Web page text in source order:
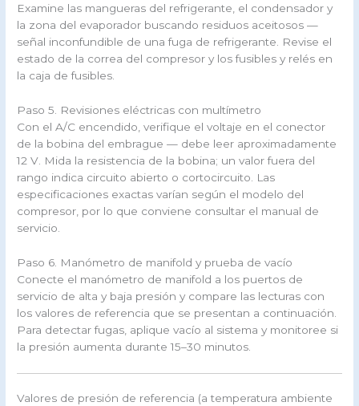
Examine las mangueras del refrigerante, el condensador y
la zona del evaporador buscando residuos aceitosos —
señal inconfundible de una fuga de refrigerante. Revise el
estado de la correa del compresor y los fusibles y relés en
la caja de fusibles.
Paso 5. Revisiones eléctricas con multímetro
Con el A/C encendido, verifique el voltaje en el conector
de la bobina del embrague — debe leer aproximadamente
12 V. Mida la resistencia de la bobina; un valor fuera del
rango indica circuito abierto o cortocircuito. Las
especificaciones exactas varían según el modelo del
compresor, por lo que conviene consultar el manual de
servicio.
Paso 6. Manómetro de manifold y prueba de vacío
Conecte el manómetro de manifold a los puertos de
servicio de alta y baja presión y compare las lecturas con
los valores de referencia que se presentan a continuación.
Para detectar fugas, aplique vacío al sistema y monitoree si
la presión aumenta durante 15–30 minutos.
Valores de presión de referencia (a temperatura ambiente